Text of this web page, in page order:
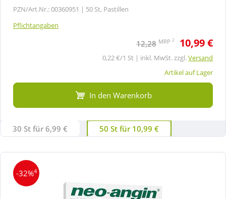
PZN/Art.Nr.: 00360951 | 50 St, Pastillen
Pflichtangaben
12,28 MRP 2 10,99 €
0,22 €/1 St | inkl. MwSt. zzgl.Versand
Artikel auf Lager
In den Warenkorb
30 St für 6,99 € 50 St für 10,99 €
-32%4